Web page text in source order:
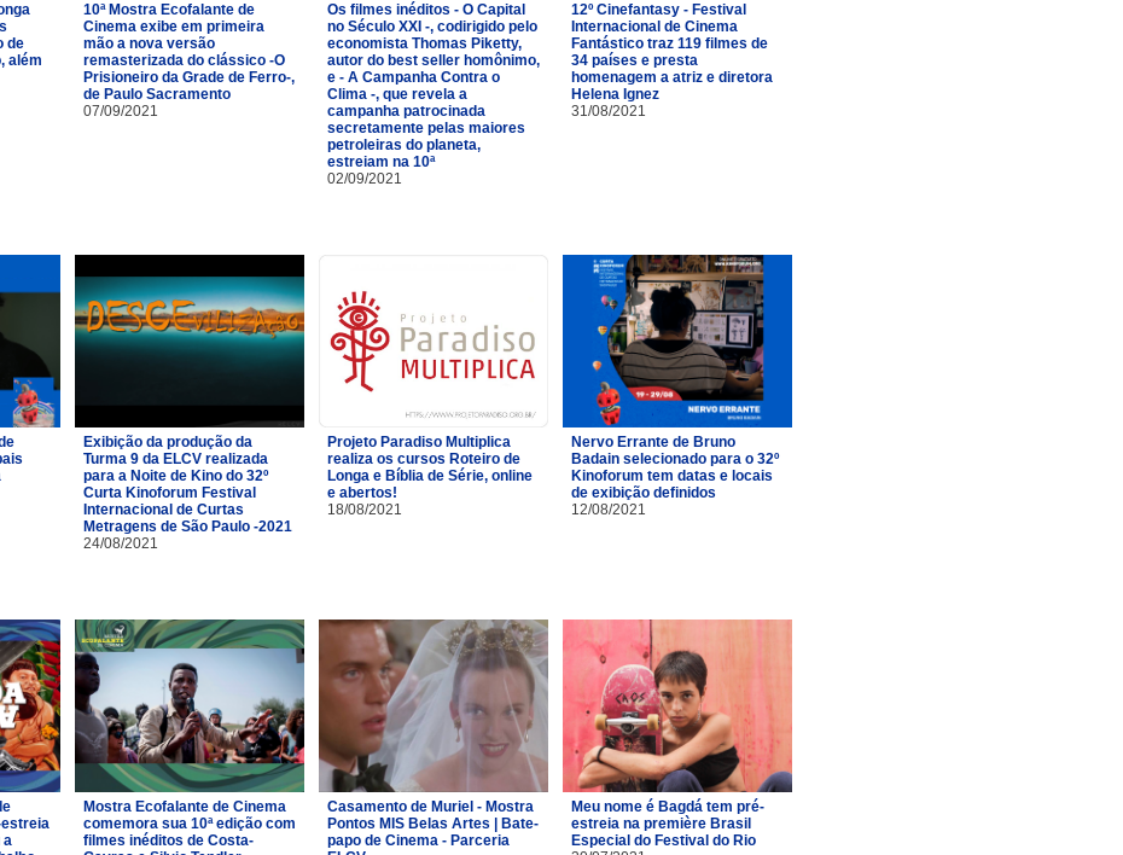
de
além
10ª Mostra Ecofalante de
Cinema exibe em primeira
mão a nova versão
remasterizada do clássico -O
Prisioneiro da Grade de Ferro-,
de Paulo Sacramento
07/09/2021
Os filmes inéditos - O Capital
no Século XXI -, codirigido pelo
economista Thomas Piketty,
autor do best seller homônimo,
e - A Campanha Contra o
Clima -, que revela a
campanha patrocinada
secretamente pelas maiores
petroleiras do planeta,
estreiam na 10ª
02/09/2021
12º Cinefantasy - Festival
Internacional de Cinema
Fantástico traz 119 filmes de
34 países e presta
homenagem a atriz e diretora
Helena Ignez
31/08/2021
Exibição da produção da
Turma 9 da ELCV realizada
para a Noite de Kino do 32º
Curta Kinoforum Festival
Internacional de Curtas
Metragens de São Paulo -2021
24/08/2021
Projeto Paradiso Multiplica
realiza os cursos Roteiro de
Longa e Bíblia de Série, online
e abertos!
18/08/2021
Nervo Errante de Bruno
Badain selecionado para o 32º
Kinoforum tem datas e locais
de exibição definidos
12/08/2021
a
Mostra Ecofalante de Cinema
comemora sua 10ª edição com
filmes inéditos de Costa-
Casamento de Muriel - Mostra
Pontos MIS Belas Artes | Bate-
papo de Cinema - Parceria
Meu nome é Bagdá tem pré-
estreia na première Brasil
Especial do Festival do Rio